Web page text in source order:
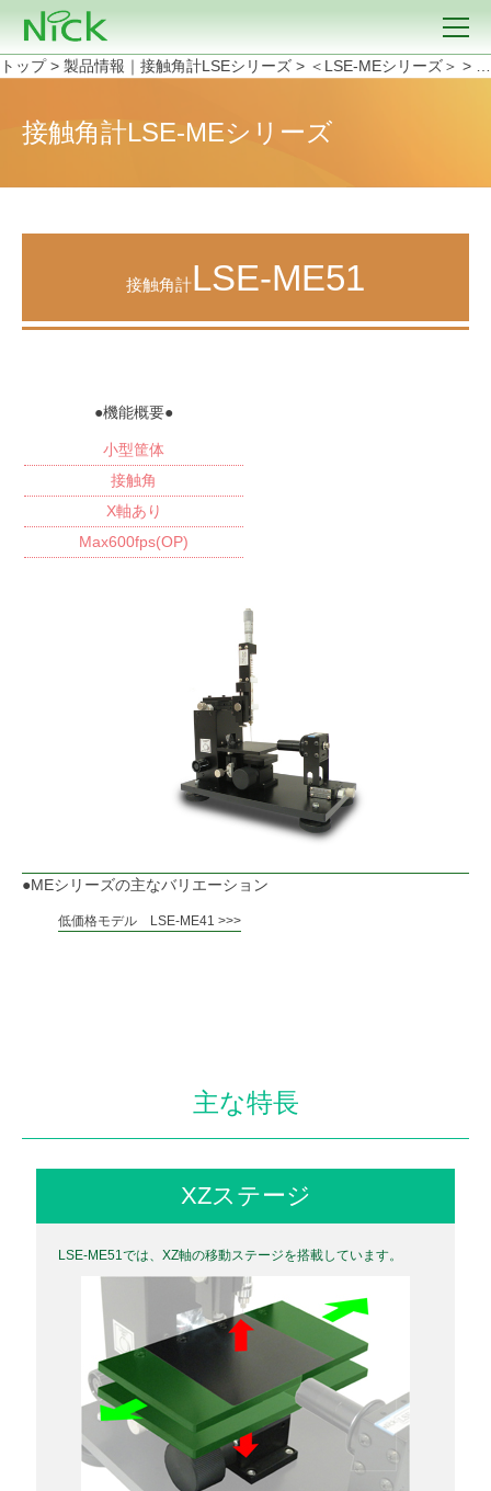
トップ> 製品情報｜接触角計LSEシリーズ > ＜LSE-MEシリーズ＞ >
接触角計LSE-MEシリーズ
接触角計LSE-ME51
●機能概要●
小型筐体
接触角
X軸あり
Max600fps(OP)
MEシリーズの主なバリエーション
低価格モデル LSE-ME41
主な特長
XZステージ
LSE-ME51では、XZ軸の移動ステージを搭載しています。